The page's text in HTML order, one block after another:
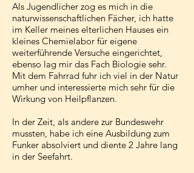
Als Jugendlicher zog es mich in die
naturwissenschaftlichen Fächer, ich hatte
im Keller meines elterlichen Hauses ein
kleines Chemielabor für eigene
weiterführende Versuche eingerichtet,
ebenso lag mir das Fach Biologie sehr.
Mit dem Fahrrad fuhr ich viel in der Natur
umher und interessierte mich sehr für die
Wirkung von Heilpflanzen.
In der Zeit, als andere zur Bundeswehr
mussten, habe ich eine Ausbildung zum
Funker absolviert und diente 2 Jahre lang
in der Seefahrt.